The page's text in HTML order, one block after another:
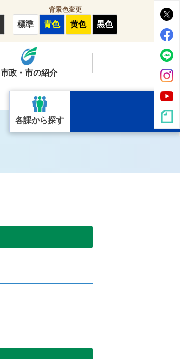
背景色変更
標準 青色 黄色 黒色
市政・市の紹介
各課から探す